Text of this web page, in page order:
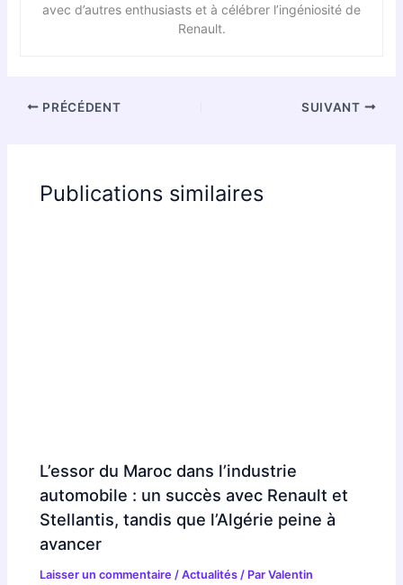
avec d’autres enthusiasts et à célébrer l’ingéniosité de
Renault.
PRÉCÉDENT SUIVANT
Publications similaires
L’essor du Maroc dans l’industrie
automobile : un succès avec Renault et
Stellantis, tandis que l’Algérie peine à
avancer
Laisser un commentaire /Actualités / ParValentin